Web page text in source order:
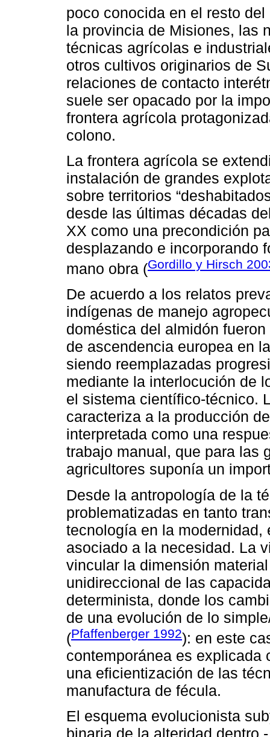
poco conocida en el resto del
la provincia de Misiones, las
técnicas agrícolas e
otros cultivos originarios de
relaciones de contacto
suele ser opacado por la
frontera agrícola
colono.
La frontera agrícola se
instalación de grandes
sobre territorios
desde las últimas décadas
XX como una precondición
desplazando e incorporando
mano obra (Gordillo y Hirsch
De acuerdo a los relatos
indígenas de manejo
doméstica del almidón
de ascendencia europea en
siendo reemplazadas
mediante la interlocución de
el sistema científico-técnico.
caracteriza a la producción
interpretada como una
trabajo manual, que para las
agricultores suponía un
Desde la antropología de la
problematizadas en tanto
tecnología en la
asociado a la necesidad. La
vincular la dimensión
unidireccional de las
determinista, donde los
de una evolución de lo
(Pfaffenberger 1992): en este
contemporánea es explicada
una eficientización de las
manufactura de fécula.
El esquema evolucionista
binaria de la alteridad dentro